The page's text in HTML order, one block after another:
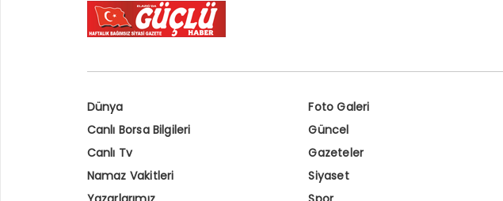
Dünya Foto Galeri
Canlı Borsa Bilgileri
Güncel
Canlı Tv
Gazeteler
Namaz Vakitleri
Siyaset